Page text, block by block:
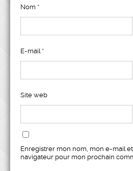
Nom *
E-mail *
Site web
Enregistrer mon nom, mon e-mail
navigateur pour mon prochain